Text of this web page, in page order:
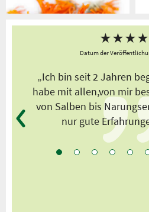
★★★★
Datum der
„Ich bin seit 2 Jahren
habe mit allen,von mir
von Salben bis
nur gute